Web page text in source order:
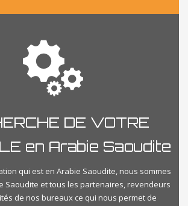
DE VOTRE
en Arabie Saoudite
qui est en Arabie Saoudite, nous sommes
Saoudite et tous les partenaires, revendeurs
de nos bureaux ce qui nous permet de